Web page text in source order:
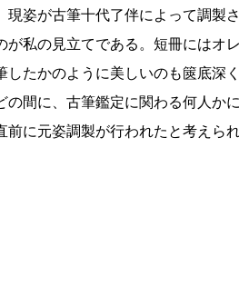
姿が古筆十代了伴によって調製
私の見立てである。短冊にはオ
たかのように美しいのも篋底深
間に、古筆鑑定に関わる何人か
に元姿調製が行われたと考えられ